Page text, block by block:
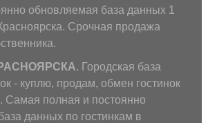
обновляемая база данных 1
Срочная продажа
. Городская база
- куплю, продам, обмен гостинок
Самая полная и постоянно
данных по гостинкам в